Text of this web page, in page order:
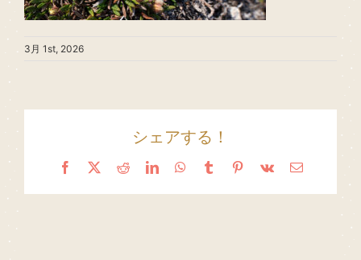
3月 1st, 2026
シェアする！
Facebook
X RedditLinkedInWhatsApp
TumblrPinterest
Vk Email